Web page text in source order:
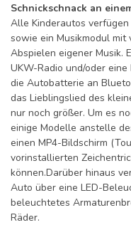
Schnickschnack an
Alle Kinderautos
sowie ein Musikmodul mit
Abspielen eigener Musik.
UKW-Radio und/oder
die Autobatterie an
das Lieblingslied des
nur noch größer. Um es
einige Modelle anstelle
einen MP4-Bildschirm
vorinstallierten
können.Darüber hinaus
Auto über eine LED-
beleuchtetes
Räder.